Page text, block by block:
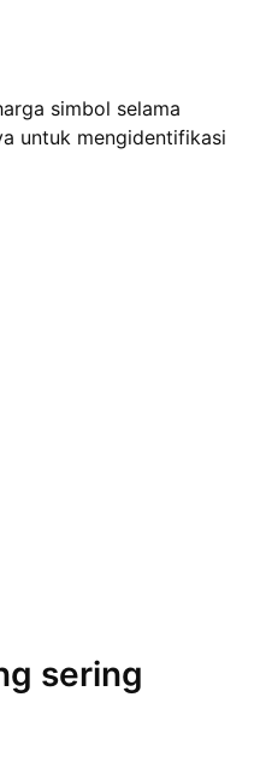
simbol selama
untuk mengidentifikasi
sering